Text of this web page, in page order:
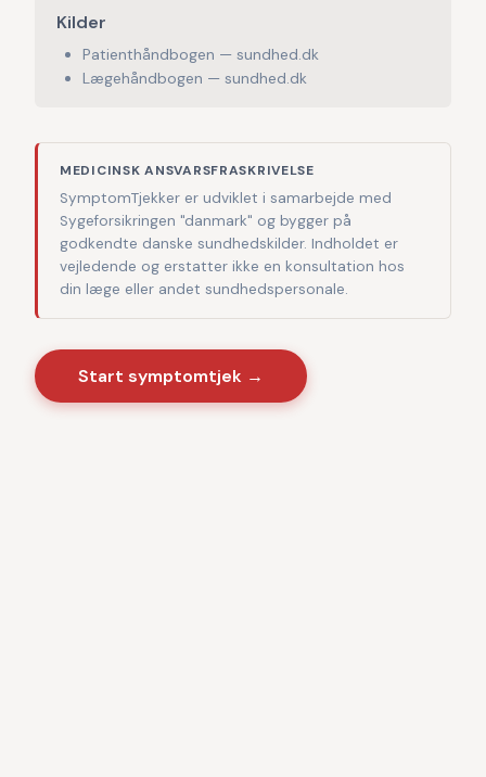
Kilder
Patienthåndbogen — sundhed.dk
Lægehåndbogen — sundhed.dk
MEDICINSK ANSVARSFRASKRIVELSE
SymptomTjekker er udviklet i samarbejde med
Sygeforsikringen "danmark" og bygger på
godkendte danske sundhedskilder. Indholdet er
vejledende og erstatter ikke en konsultation hos
din læge eller andet sundhedspersonale.
Start symptomtjek →